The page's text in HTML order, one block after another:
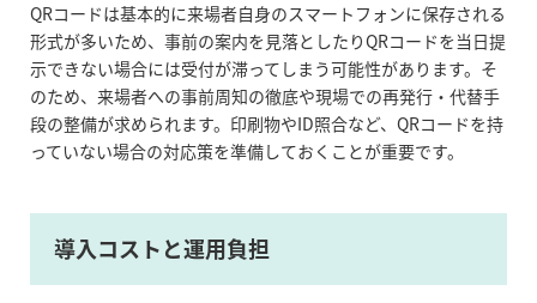
QRコードは基本的に来場者自身のスマートフォンに保存される
形式が多いため、事前の案内を見落としたりQRコードを当日提
示できない場合には受付が滞ってしまう可能性があります。そ
のため、来場者への事前周知の徹底や現場での再発行・代替手
段の整備が求められます。印刷物やID照合など、QRコードを持
っていない場合の対応策を準備しておくことが重要です。
導入コストと運用負担